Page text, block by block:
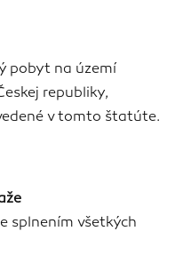
pobyt na území
republiky,
v tomto štatúte.
splnením všetkých